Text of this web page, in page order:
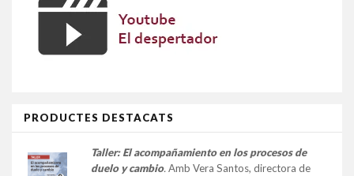
PRODUCTES DESTACATS
Taller: El acompañamiento en los procesos de
duelo y cambio.Amb Vera Santos, directora de